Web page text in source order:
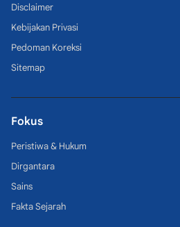
Disclaimer
Kebijakan Privasi
Pedoman Koreksi
Sitemap
Fokus
Peristiwa & Hukum
Dirgantara
Sains
Fakta Sejarah